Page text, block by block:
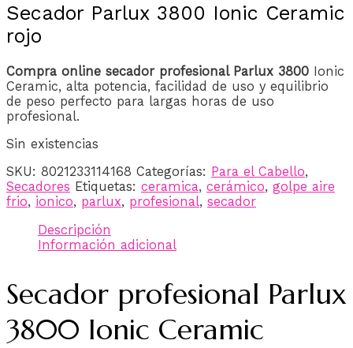
Secador Parlux 3800 Ionic Ceramic
rojo
Compra online secador profesional Parlux 3800 Ionic
Ceramic, alta potencia, facilidad de uso y equilibrio
de peso perfecto para largas horas de uso
profesional.
Sin existencias
SKU: 8021233114168 Categorías: Para el Cabello,
Secadores Etiquetas: ceramica, cerámico, golpe aire
frio, ionico, parlux, profesional, secador
Descripción
Información adicional
Secador profesional Parlux
3800 Ionic Ceramic